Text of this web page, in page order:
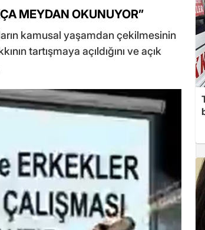
MEYDAN OKUNUYOR”
kamusal yaşamdan çekilmesinin
tartışmaya açıldığını ve açık